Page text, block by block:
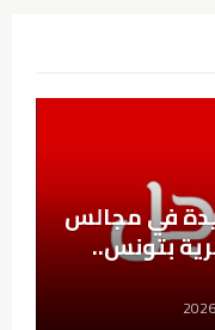
في مجالس
بتونس..